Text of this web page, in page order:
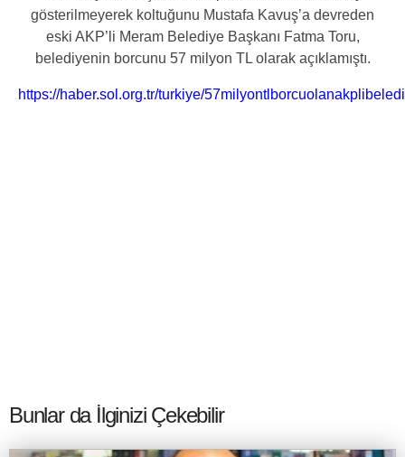
gösterilmeyerek koltuğunu Mustafa Kavuş’a devreden
eski AKP’li Meram Belediye Başkanı Fatma Toru,
belediyenin borcunu 57 milyon TL olarak açıklamıştı.
https://haber.sol.org.tr/turkiye/
Bunlar da İlginizi Çekebilir